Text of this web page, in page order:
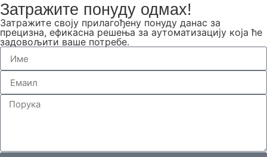
Затражите понуду одмах!
Затражите своју прилагођену понуду данас за
прецизна, ефикасна решења за аутоматизацију која ће
задовољити ваше потребе.